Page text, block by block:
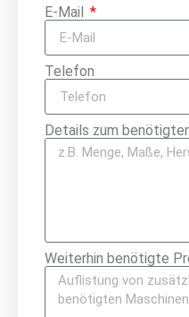
E-Mail
Telefon
Details zum
Weiterhin benötigte